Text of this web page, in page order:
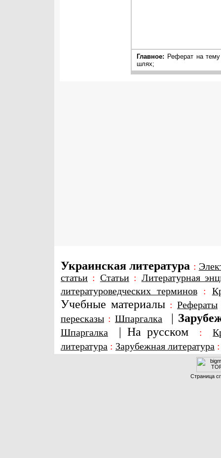
Главное: Реферат на
шлях;
Украинская литература :
статьи : Статьи: Литературная
литературоведческих терминов:
Учебные материалы : Рефераты
пересказы : Шпаргалка |
Шпаргалка | На русском :
литература : Зарубежная литература
Страница